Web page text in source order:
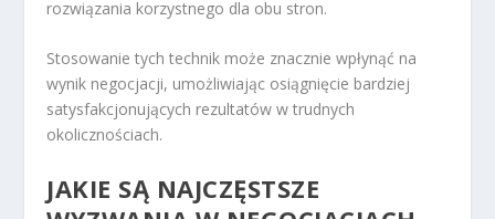
rozwiązania korzystnego dla obu stron.
Stosowanie tych technik może znacznie wpłynąć na
wynik negocjacji, umożliwiając osiągnięcie bardziej
satysfakcjonujących rezultatów w trudnych
okolicznościach.
JAKIE SĄ NAJCZĘSTSZE